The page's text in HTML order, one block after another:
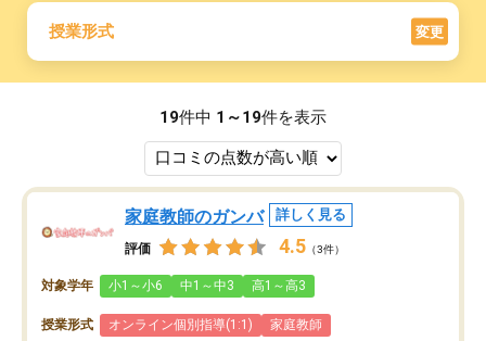
授業形式 変更
19件中 1～19件を表示
家庭教師のガンバ 詳しく見る
評価 4.5 （3件）
対象学年 小1～小6 中1～中3 高1～高3
授業形式 オンライン個別指導(1:1) 家庭教師